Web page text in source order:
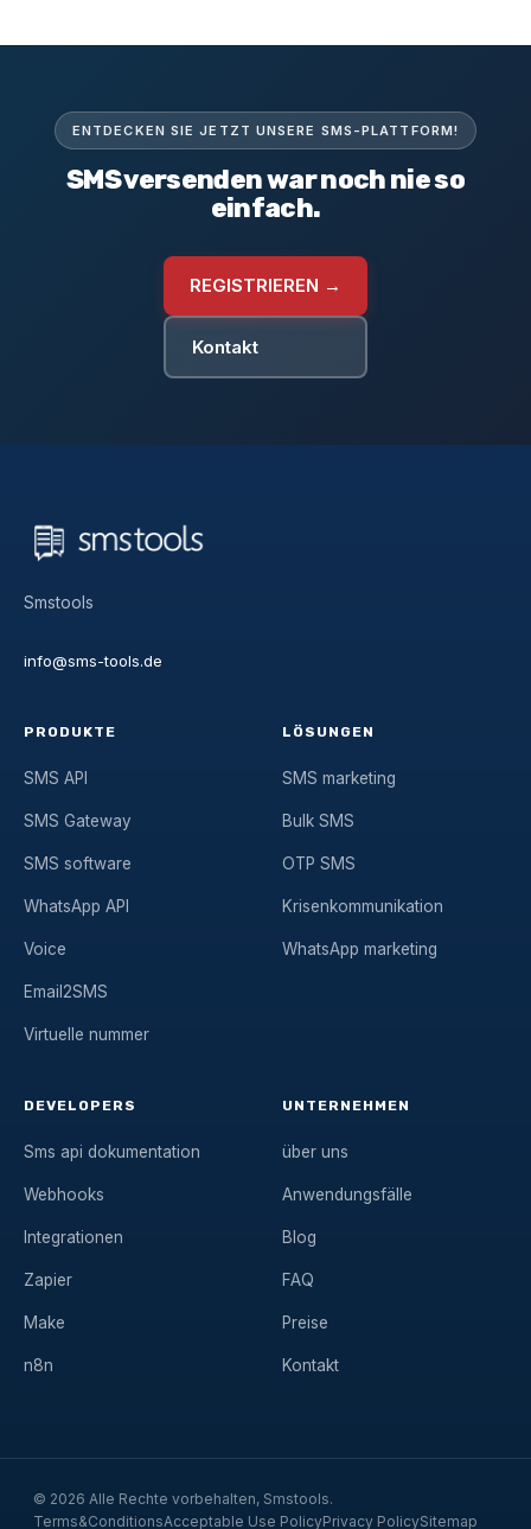
ENTDECKEN SIE JETZT UNSERE SMS-PLATTFORM!
SMS versenden war noch nie so
einfach.
REGISTRIEREN →
Kontakt
Smstools
info@sms-tools.de
PRODUKTE
SMS API
SMS Gateway
SMS software
WhatsApp API
Voice
Email2SMS
Virtuelle nummer
LÖSUNGEN
SMS marketing
Bulk SMS
OTP SMS
Krisenkommunikation
WhatsApp marketing
DEVELOPERS
Sms api dokumentation
Webhooks
Integrationen
Zapier
Make
n8n
UNTERNEHMEN
über uns
Anwendungsfälle
Blog
FAQ
Preise
Kontakt
© 2026 Alle Rechte vorbehalten, Smstools.
Terms&ConditionsAcceptable Use PolicyPrivacy PolicySitemap